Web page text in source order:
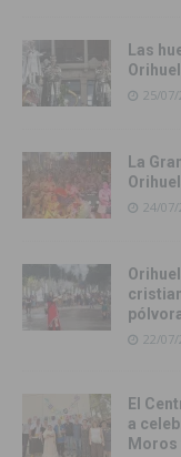
Las
25/07/
La
24/07/
22/07/
El
a
Moros